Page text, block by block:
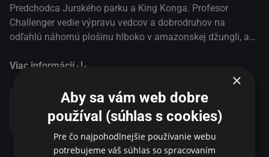
Predchodca Jurského parku a King Konga. Profesor
Challenger vedie výpravu vedcov a dobrodruhov na
odľahlú náhornú plošinu hlboko v amazonskej džungli, aby
filmová adaptácia románu Sira Arthura Conana Doyla o
krajine, kde sa stále potulujú prehistorické tvory. Prvý film o
dinosauroch vytvorený úžasnými špeciálnymi efektami od
režiséra špeciálnych efektov King Konga, Willisa O’Briena.
Viac informácií
×
Aby sa vám web dobre
používal (súhlas s cookies)
Pre čo najpohodlnejšie používanie webu
potrebujeme váš súhlas so spracovaním